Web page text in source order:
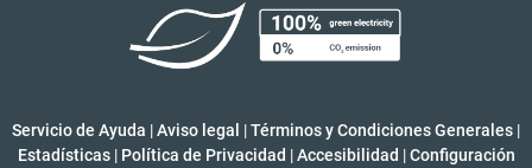
Servicio de Ayuda |Aviso legal |Términos y Condiciones Generales |
Estadísticas | Política de Privacidad | Accesibilidad | Configuración